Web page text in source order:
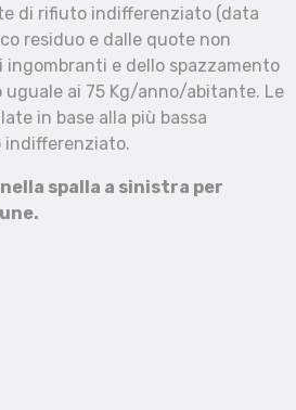
di rifiuto indifferenziato (data
residuo e dalle quote non
e dello spazzamento
ai 75 Kg/anno/abitante. Le
in base alla più bassa
indifferenziato.
spalla a sinistra per